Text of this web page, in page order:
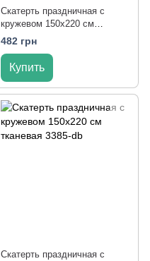
Скатерть праздничная с
кружевом 150x220 см
тканевая 3385-zkr
482 грн
Купить
Скатерть праздничная с